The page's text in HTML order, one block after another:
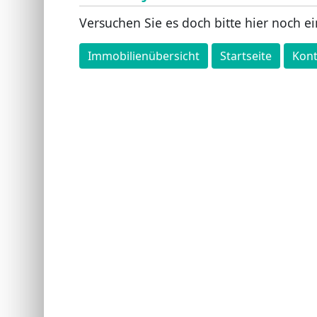
Versuchen Sie es doch bitte hier noch
Immobilienübersicht Startseite